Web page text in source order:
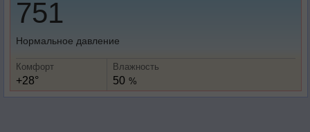
751
Нормальное давление
Комфорт
+28°
Влажность
50 %